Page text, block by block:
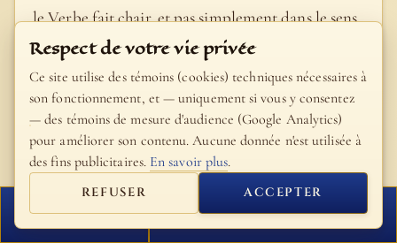
le Verbe fait chair, et pas simplement dans le sens
large, en tant qu’elle est parfois synonyme de
Messie. Le Précurseur se fait donc l’écho de la voix
céleste qui, au baptême de Notre-Seigneur, avait
hautement proclamé sa divinité. Il n’y a rien dans
tout cet épisode (versets 29-34) qui ne cadre à
merveille avec la narration des synoptiques ;
FERMER PROCHAIN VERSET
Respect de votre vie privée
Ce site utilise des témoins (cookies) techniques nécessaires à
son fonctionnement, et — uniquement si vous y consentez
— des témoins de mesure d'audience (Google Analytics)
pour améliorer son contenu. Aucune donnée n'est utilisée à
des fins publicitaires. En savoir plus.
REFUSER ACCEPTER